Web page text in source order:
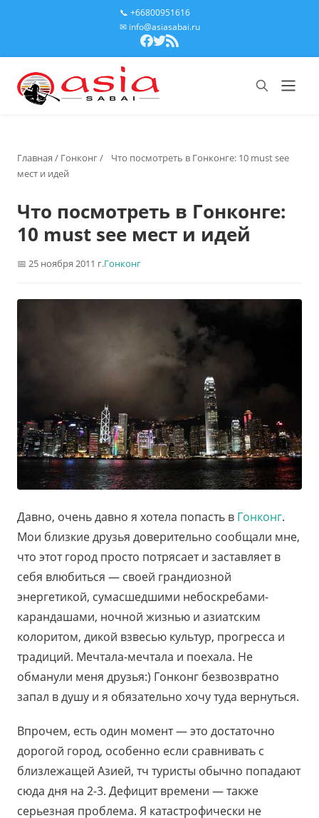
📞 +66800951616
✉ info@asiasabai.ru
Главная / Гонконг/
Что посмотреть в Гонконге: 10 must see
мест и идей
Что посмотреть в Гонконге:
10 must see мест и идей
25 ноября 2011 г.Гонконг
Давно, очень давно я хотела попасть в Гонконг.
Мои близкие друзья доверительно сообщали мне,
что этот город просто потрясает и заставляет в
себя влюбиться — своей грандиозной
энергетикой, сумасшедшими небоскребами-
карандашами, ночной жизнью и азиатским
колоритом, дикой взвесью культур, прогресса и
традиций. Мечтала-мечтала и поехала. Не
обманули меня друзья:) Гонконг безвозвратно
запал в душу и я обязательно хочу туда вернуться.
Впрочем, есть один момент — это достаточно
дорогой город, особенно если сравнивать с
близлежащей Азией, тч туристы обычно попадают
сюда дня на 2-3. Дефицит времени — также
серьезная проблема. Я катастрофически не